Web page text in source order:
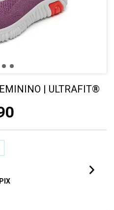
| ULTRAFIT®
PIX